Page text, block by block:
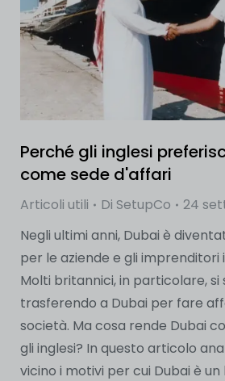
Perché gli inglesi
come sede d'affari
Articoli utili Di SetupCo
24
Negli ultimi anni, Dubai è
per le aziende e gli imprenditori
Molti britannici, in particolare, si
trasferendo a Dubai per fare
società. Ma cosa rende Dubai
gli inglesi? In questo articolo
vicino i motivi per cui Dubai è